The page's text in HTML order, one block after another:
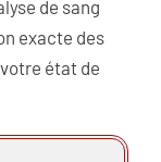
de sang
exacte des
état de